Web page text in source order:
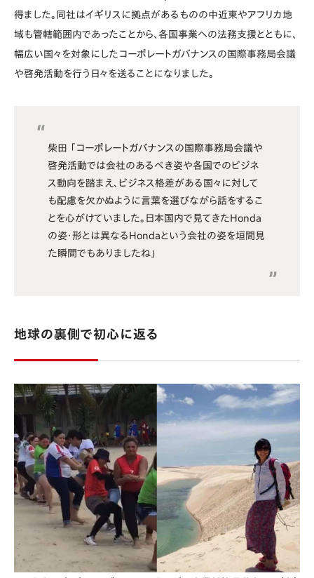
得ました。同社はイギリスに拠点があるものの中近東やアフリカ地
域も管轄範囲内であったことから、各国事業への法務支援とともに、
幅広い国々を対象にしたコーポレートガバナンスの国際事務局会議
や啓発活動を行う日々を送ることになりました。
柴田 「コーポレートガバナンスの国際事務局会議や
啓発活動では会社のあるべき姿や各国でのビジネ
ス動向を踏まえ、ビジネス格差がある国々に対して
も配慮を欠かぬように言葉を選びながら話をするこ
とを心がけていました。日本国内で見てきたHonda
の姿・形とは異なるHondaという会社の姿を垣間見
た瞬間でもありましたね」
地球の裏側で初心に返る